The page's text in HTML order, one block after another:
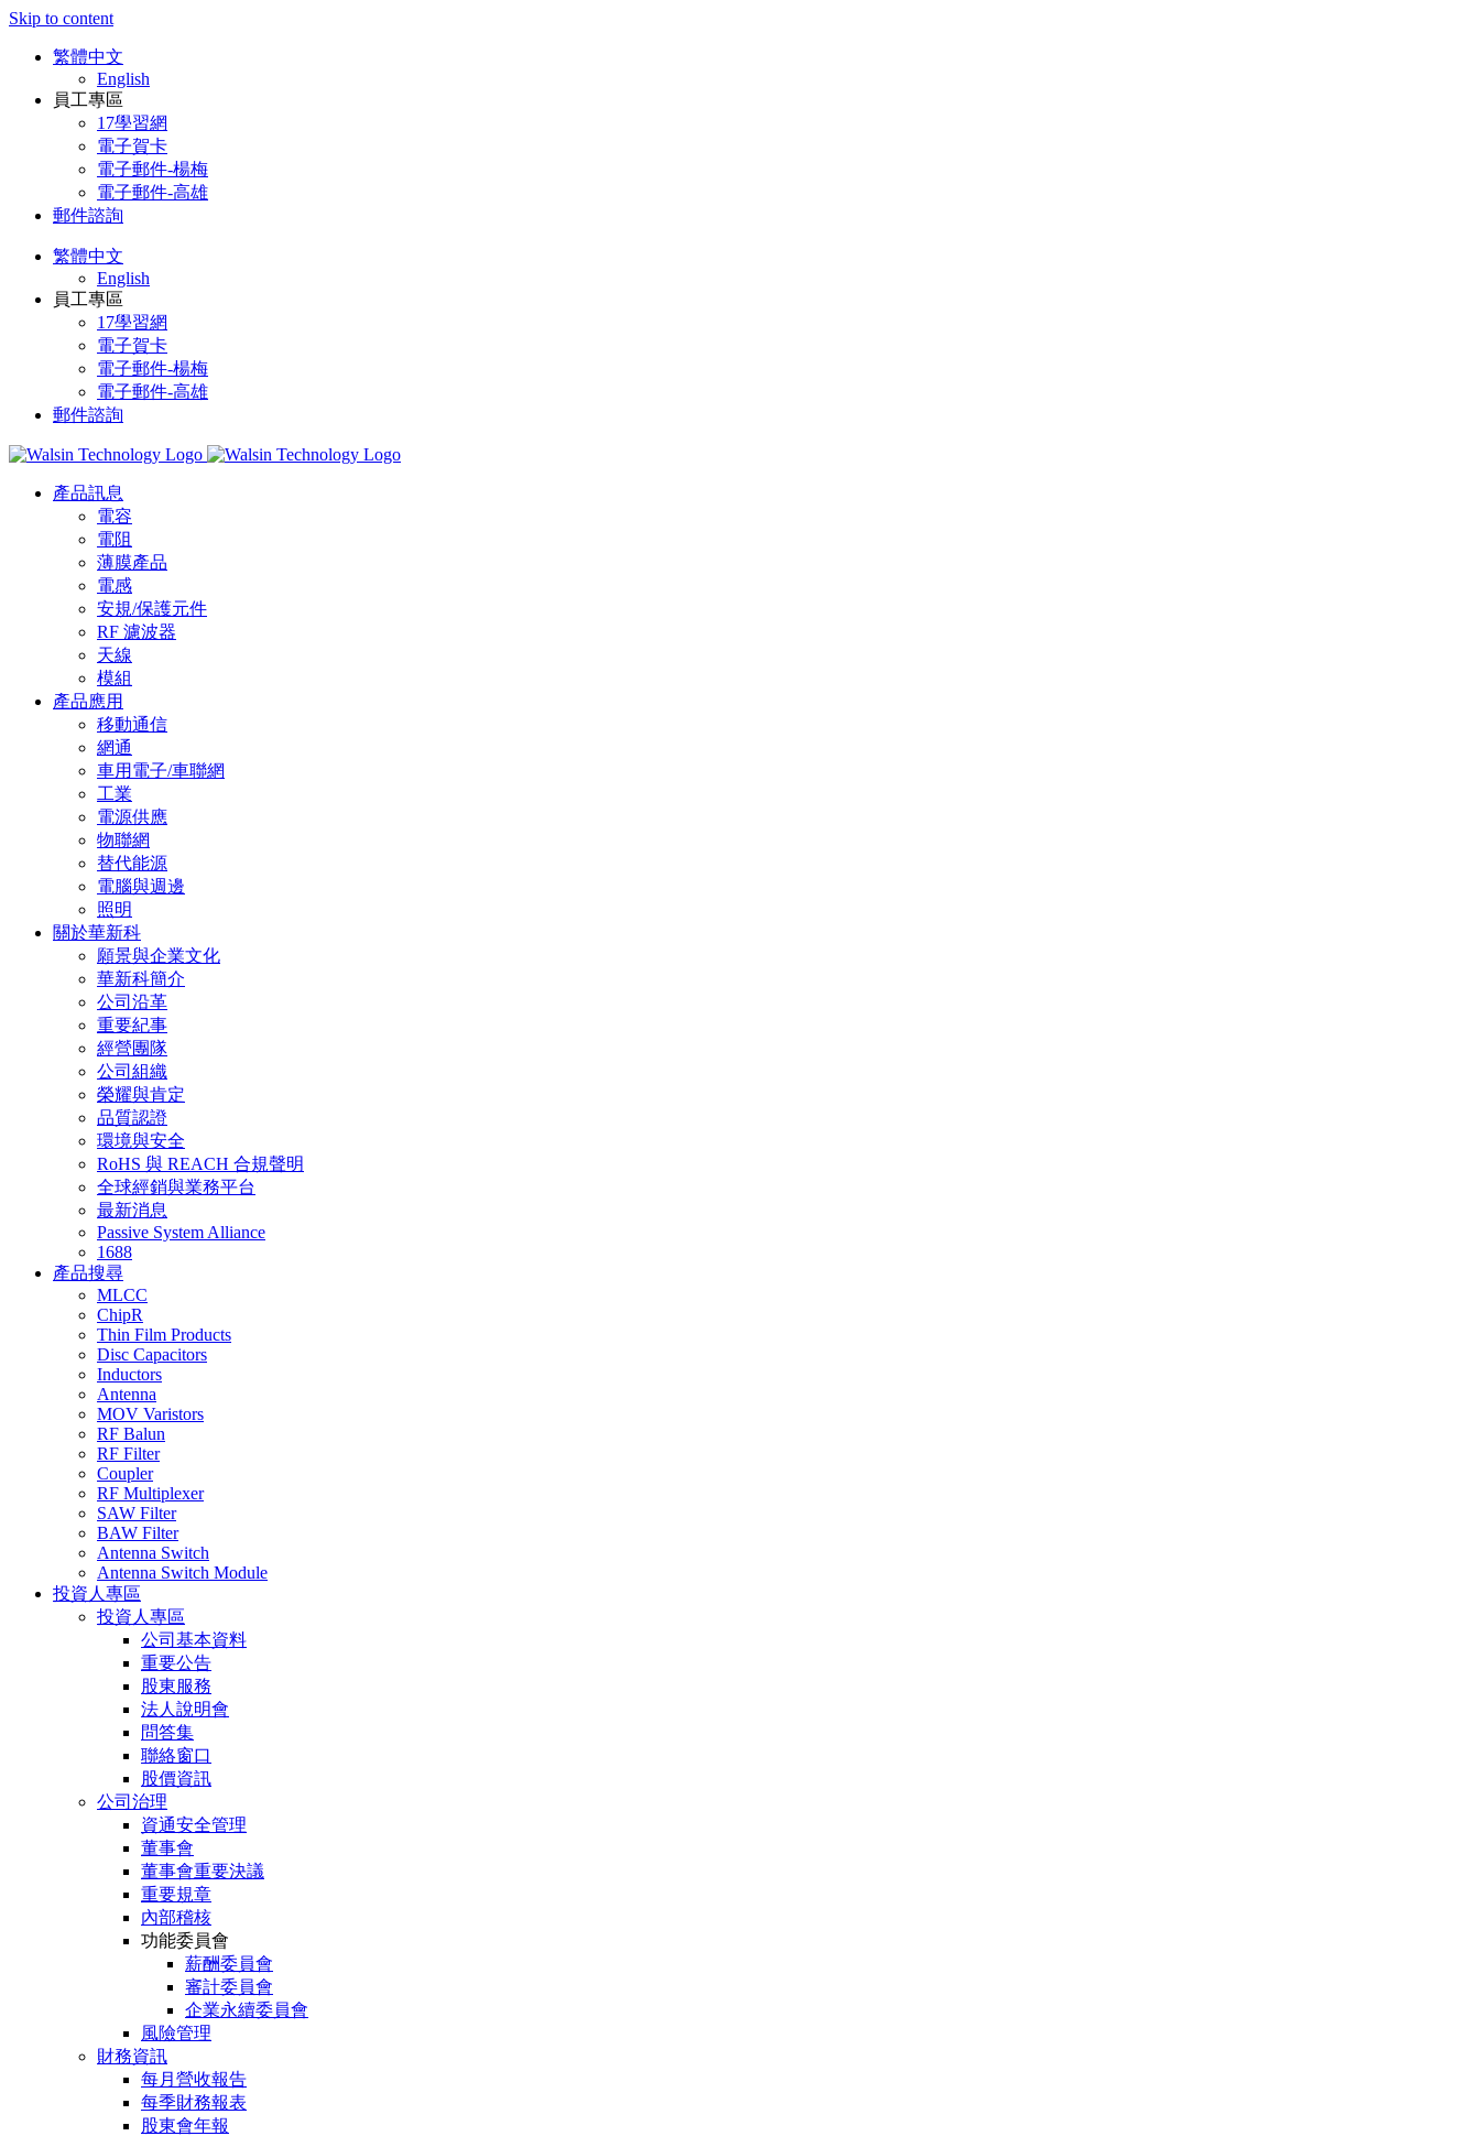
Skip to content
繁體中文
English
員工專區
17學習網
電子賀卡
電子郵件-楊梅
電子郵件-高雄
郵件諮詢
繁體中文
English
員工專區
17學習網
電子賀卡
電子郵件-楊梅
電子郵件-高雄
郵件諮詢
產品訊息
電容
電阻
薄膜產品
電感
安規/保護元件
RF 濾波器
天線
模組
產品應用
移動通信
網通
車用電子/車聯網
工業
電源供應
物聯網
替代能源
電腦與週邊
照明
關於華新科
願景與企業文化
華新科簡介
公司沿革
重要紀事
經營團隊
公司組織
榮耀與肯定
品質認證
環境與安全
RoHS 與 REACH 合規聲明
全球經銷與業務平台
最新消息
Passive System Alliance
1688
產品搜尋
MLCC
ChipR
Thin Film Products
Disc Capacitors
Inductors
Antenna
MOV Varistors
RF Balun
RF Filter
Coupler
RF Multiplexer
SAW Filter
BAW Filter
Antenna Switch
Antenna Switch Module
投資人專區
投資人專區
公司基本資料
重要公告
股東服務
法人說明會
問答集
聯絡窗口
股價資訊
公司治理
資通安全管理
董事會
董事會重要決議
重要規章
內部稽核
功能委員會
薪酬委員會
審計委員會
企業永續委員會
風險管理
財務資訊
每月營收報告
每季財務報表
股東會年報